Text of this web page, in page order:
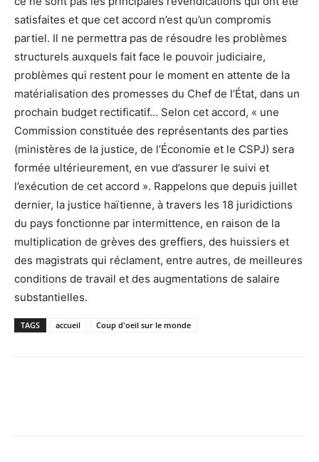
satisfaites et que cet accord n’est qu’un compromis
partiel. Il ne permettra pas de résoudre les problèmes
structurels auxquels fait face le pouvoir judiciaire,
problèmes qui restent pour le moment en attente de la
matérialisation des promesses du Chef de l’État, dans un
prochain budget rectificatif… Selon cet accord, « une
Commission constituée des représentants des parties
(ministères de la justice, de l’Économie et le CSPJ) sera
formée ultérieurement, en vue d’assurer le suivi et
l’exécution de cet accord ». Rappelons que depuis juillet
dernier, la justice haïtienne, à travers les 18 juridictions
du pays fonctionne par intermittence, en raison de la
multiplication de grèves des greffiers, des huissiers et
des magistrats qui réclament, entre autres, de meilleures
conditions de travail et des augmentations de salaire
substantielles.
TAGS accueil Coup d'oeil sur le monde